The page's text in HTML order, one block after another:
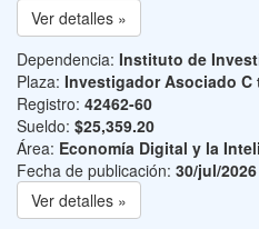
Ver detalles »
Dependencia: Instituto de
Plaza: Investigador Asociado C
Registro: 42462-60
Sueldo: $25,359.20
Área: Economía Digital y la
Fecha de publicación: 30/jul/2026
Ver detalles »